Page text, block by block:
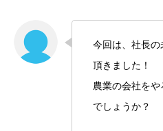
今回は、社長
頂きました！
農業の会社を
でしょうか？